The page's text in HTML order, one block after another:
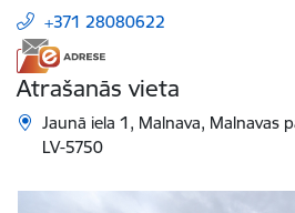
+371 28080622
Atrašanās vieta
Jaunā iela 1, Malnava, Malnavas
LV-5750